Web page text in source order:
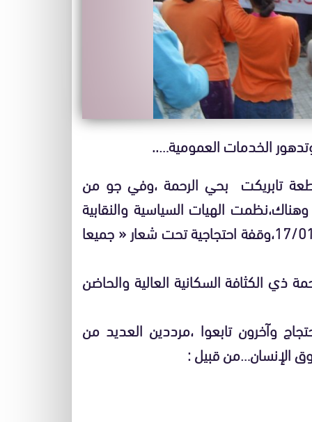
الخدمات العمومية…..
تابريكت بحي الرحمة ،وفي جو من
الهيات السياسية والنقابية
والجمعوية الديمقراطية واليسارية ،يوم الجمعة 17/01/08،وقفة احتجاجية تحت شعار « جميعا
الكثافة السكانية العالية والحاضن
وآخرون تابعوا ،مرددين العديد من
الإنسان…من قبيل :